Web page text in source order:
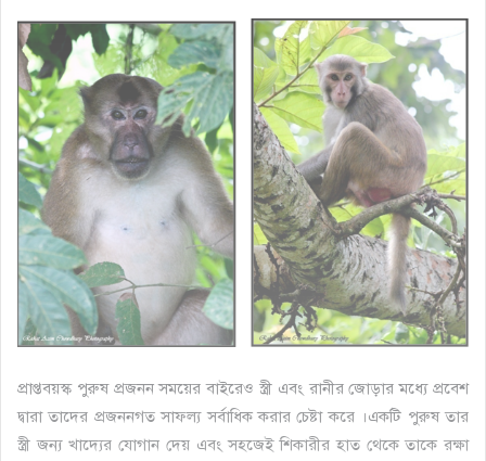
প্রাপ্তবয়স্ক পুরুষ প্রজনন সময়ের বাইরেও স্ত্রী এবং রানীর জোড়ার মধ্যে প্রবেশ
দ্বারা তাদের প্রজননগত সাফল্য সর্বাধিক করার চেষ্টা করে ।একটি পুরুষ তার
স্ত্রী জন্য খাদ্যের যোগান দেয় এবং সহজেই শিকারীর হাত থেকে তাকে রক্ষা